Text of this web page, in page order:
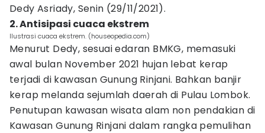
Dedy Asriady, Senin (29/11/2021).
2. Antisipasi cuaca ekstrem
Ilustrasi cuaca ekstrem. (houseopedia.com)
Menurut Dedy, sesuai edaran BMKG, memasuki
awal bulan November 2021 hujan lebat kerap
terjadi di kawasan Gunung Rinjani. Bahkan banjir
kerap melanda sejumlah daerah di Pulau Lombok.
Penutupan kawasan wisata alam non pendakian di
Kawasan Gunung Rinjani dalam rangka pemulihan